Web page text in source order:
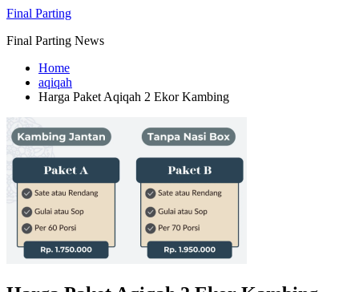
Skip
content
Final Parting
Final Parting News
Home
aqiqah
Harga Paket Aqiqah 2 Ekor Kambing